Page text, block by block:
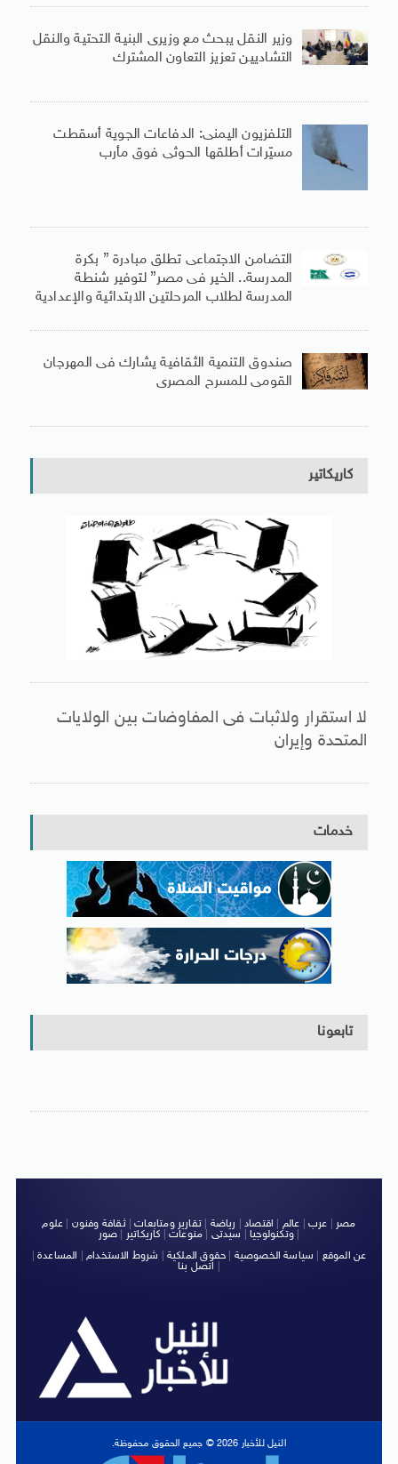
وزير النقل يبحث مع وزيرى البنية التحتية والنقل
التشاديين تعزيز التعاون المشترك
التلفزيون اليمنى: الدفاعات الجوية أسقطت
مسيّرات أطلقها الحوثى فوق مأرب
التضامن الاجتماعى تطلق مبادرة ” بكرة
المدرسة.. الخير فى مصر” لتوفير شنطة
المدرسة لطلاب المرحلتين الابتدائية والإعدادية
صندوق التنمية الثقافية يشارك فى المهرجان
القومى للمسرح المصرى
كاريكاتير
لا استقرار ولاثبات فى المفاوضات بين الولايات
المتحدة وإيران
خدمات
تابعونا
مصر عرب عالم اقتصاد رياضة |تقارير ومتابعات|ثقافة وفنون
علوم
وتكنولوجيا| سيدتى منوعات كاريكاتير صور
|
عن الموقع
سياسة الخصوصية حقوق الملكية شروط الاستخدام| المساعدة|
اتصل بنا
النيل للأخبار 2026 © جميع الحقوق محفوظة.